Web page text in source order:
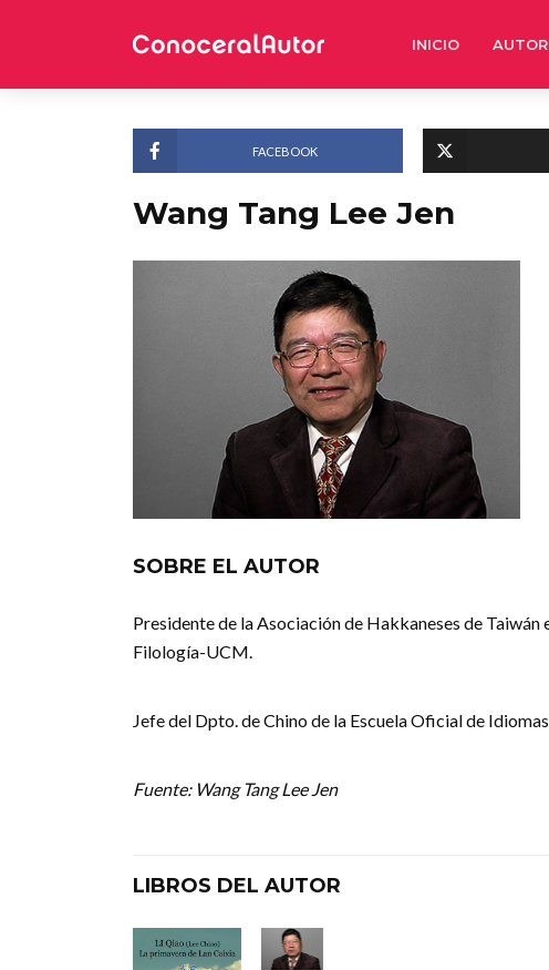
INICIO
FACEBOOK
Wang Tang Lee Jen
SOBRE EL AUTOR
Presidente de la Asociación de Hakkaneses de
Filología-UCM.
Jefe del Dpto. de Chino de la Escuela Oficial de
Fuente: Wang Tang Lee Jen
LIBROS DEL AUTOR